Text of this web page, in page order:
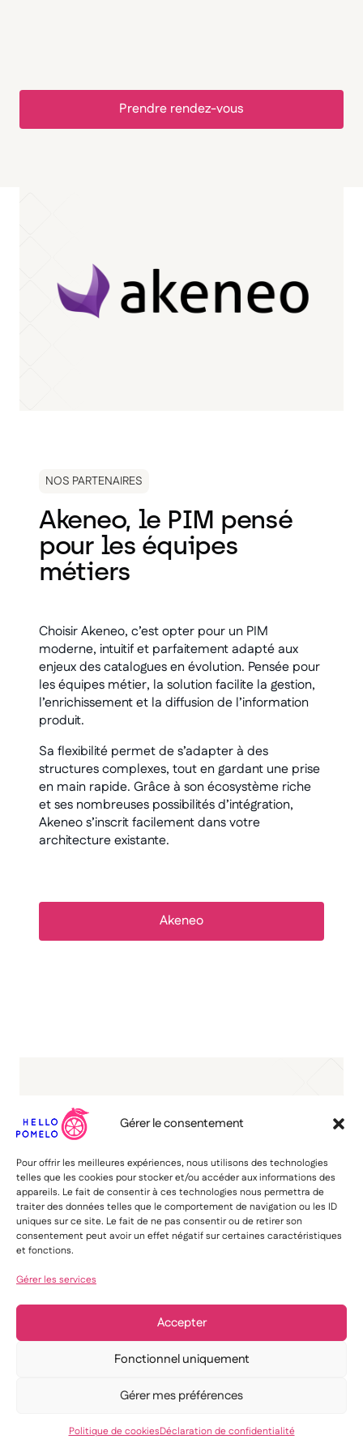
Gérer le consentement
Pour offrir les meilleures expériences, nous utilisons des technologies
telles que les cookies pour stocker et/ou accéder aux informations des
appareils. Le fait de consentir à ces technologies nous permettra de
traiter des données telles que le comportement de navigation ou les ID
uniques sur ce site. Le fait de ne pas consentir ou de retirer son
consentement peut avoir un effet négatif sur certaines caractéristiques
et fonctions.
Gérer les services
Accepter
Fonctionnel uniquement
Gérer mes préférences
Politique de cookiesDéclaration de confidentialité
Prendre rendez-vous
NOS PARTENAIRES
Akeneo, le PIM pensé
pour les équipes
métiers
Choisir Akeneo, c’est opter pour un PIM
moderne, intuitif et parfaitement adapté aux
enjeux des catalogues en évolution. Pensée pour
les équipes métier, la solution facilite la gestion,
l’enrichissement et la diffusion de l’information
produit.
Sa flexibilité permet de s’adapter à des
structures complexes, tout en gardant une prise
en main rapide. Grâce à son écosystème riche
et ses nombreuses possibilités d’intégration,
Akeneo s’inscrit facilement dans votre
architecture existante.
Akeneo
OroCommerce, la